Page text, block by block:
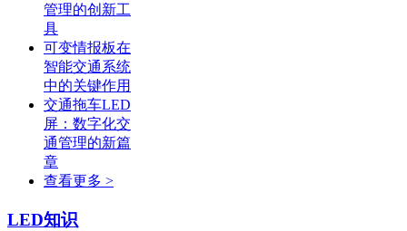
管理的创新工
具
可变情报板在
智能交通系统
中的关键作用
交通拖车LED
屏：数字化交
通管理的新篇
章
查看更多 >
LED知识